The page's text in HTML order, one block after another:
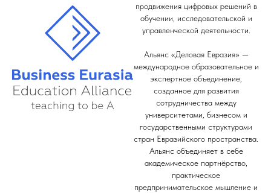
продвижения цифровых решений в
обучении, исследовательской и
управленческой деятельности.
Альянс «Деловая Евразия» —
международное образовательное и
экспертное объединение,
созданное для развития
сотрудничества между
университетами, бизнесом и
государственными структурами
стран Евразийского пространства.
Альянс объединяет в себе
академическое партнёрство,
практическое
предпринимательское мышление и